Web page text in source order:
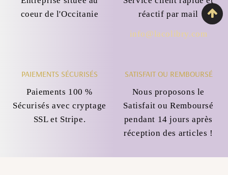
coeur de l'Occitanie
réactif par mail
info@lacolibry.com
PAIEMENTS SÉCURISÉS
Paiements 100 %
Sécurisés avec cryptage
SSL et Stripe.
SATISFAIT OU REMBOURSÉ
Nous proposons le
Satisfait ou Remboursé
pendant 14 jours après
réception des articles !